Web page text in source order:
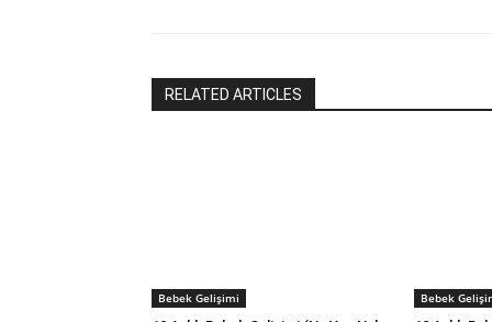
RELATED ARTICLES
Bebek Gelişimi Bebek